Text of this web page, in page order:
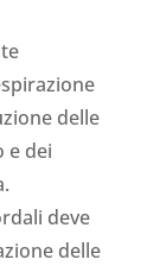
delle
e dei
deve
delle